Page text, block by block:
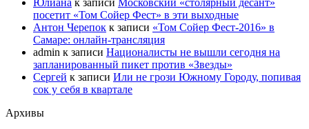
посетит «Том Сойер Фест» в эти выходные
Антон Черепок к записи «Том Сойер Фест-2016» в
Самаре: онлайн-трансляция
admin к записи Националисты не вышли сегодня на
запланированный пикет против «Звезды»
Сергей к записи Или не грози Южному Городу, попивая
сок у себя в квартале
Архивы